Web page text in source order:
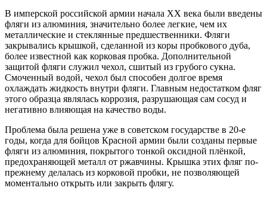
В имперской российской армии начала XX века были введены
фляги из алюминия, значительно более легкие, чем их
металлические и стеклянные предшественники. Фляги
закрывались крышкой, сделанной из коры пробкового дуба,
более известной как корковая пробка. Дополнительной
защитой фляги служил чехол, сшитый из грубого сукна.
Смоченный водой, чехол был способен долгое время
охлаждать жидкость внутри фляги. Главным недостатком фляг
этого образца являлась коррозия, разрушающая сам сосуд и
негативно влияющая на качество воды.
Проблема была решена уже в советском государстве в 20-е
годы, когда для бойцов Красной армии были созданы первые
фляги из алюминия, покрытого тонкой оксидной плёнкой,
предохраняющей металл от ржавчины. Крышка этих фляг по-
прежнему делалась из корковой пробки, не позволяющей
моментально открыть или закрыть флягу.